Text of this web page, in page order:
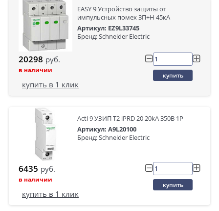
EASY 9 Устройство защиты от
импульсных помех 3П+Н 45кА
Артикул: EZ9L33745
Бренд: Schneider Electric
20298 руб.
в наличии
купить
купить в 1 клик
Acti 9 УЗИП Т2 iPRD 20 20kA 350В 1P
Артикул: A9L20100
Бренд: Schneider Electric
6435 руб.
в наличии
купить
купить в 1 клик